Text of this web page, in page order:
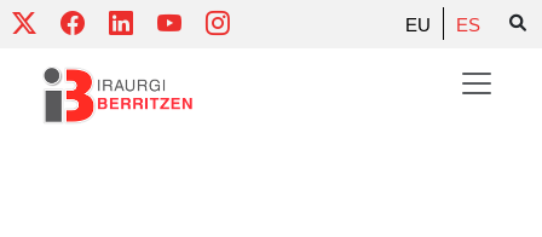
Skip
content
EU ES